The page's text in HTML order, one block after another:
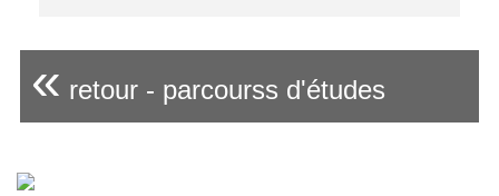
« retour - parcourss d'études